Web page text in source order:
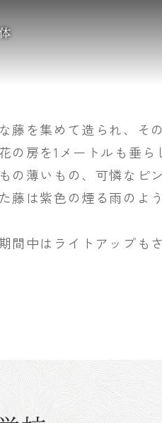
藤を集めて造られ、そ
の房を1メートルも垂
の薄いもの、可憐なピ
藤は紫色の煙る雨のよ
間中はライトアップも